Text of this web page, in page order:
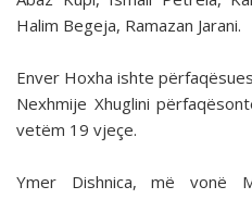
Halim Begeja, Ramazan Jarani.
Enver Hoxha ishte
Nexhmije Xhuglini
vetëm 19 vjeçe.
Ymer Dishnica, më vonë